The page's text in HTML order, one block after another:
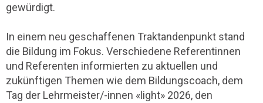
gewürdigt.
In einem neu geschaffenen Traktandenpunkt stand
die Bildung im Fokus. Verschiedene Referentinnen
und Referenten informierten zu aktuellen und
zukünftigen Themen wie dem Bildungscoach, dem
Tag der Lehrmeister/-innen «light» 2026, den